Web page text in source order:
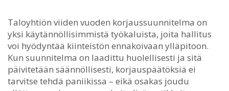
Taloyhtiön viiden vuoden korjaussuunnitelma on
yksi käytännöllisimmistä työkaluista, joita hallitus
voi hyödyntää kiinteistön ennakoivaan ylläpitoon.
Kun suunnitelma on laadittu huolellisesti ja sitä
päivitetään säännöllisesti, korjauspäätöksiä ei
tarvitse tehdä paniikissa – eikä osakas joudu